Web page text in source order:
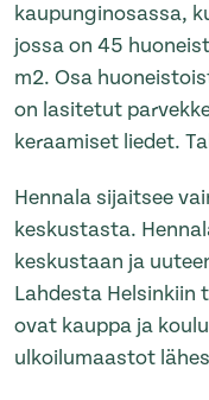
kaupunginosassa,
jossa on 45
m2. Osa
on lasitetut
keraamiset liedet.
Hennala sijaitsee
keskustasta.
keskustaan ja
Lahdesta Helsinkiin
ovat kauppa ja
ulkoilumaastot